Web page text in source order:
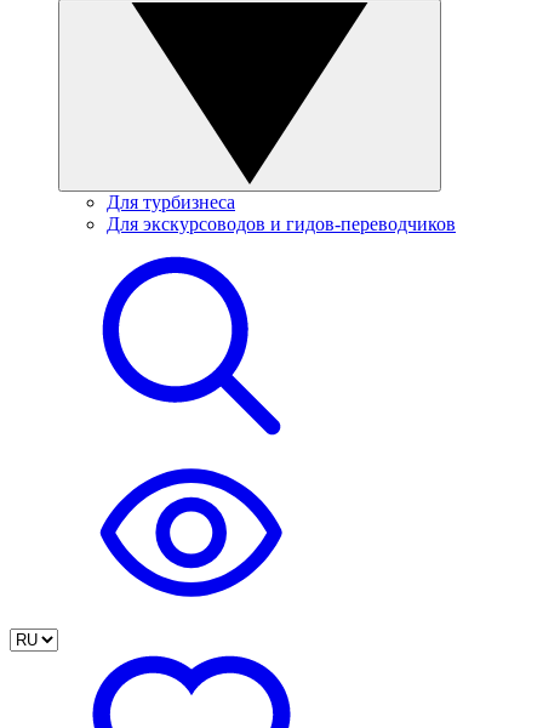
Для турбизнеса
Для экскурсоводов и гидов-переводчиков